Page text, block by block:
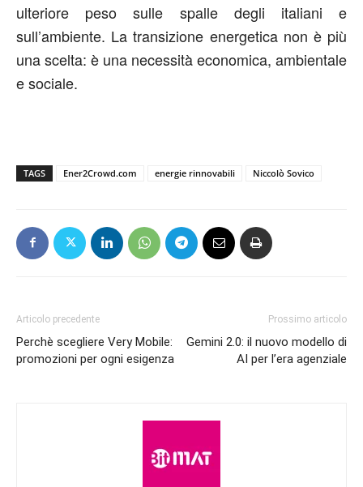
ulteriore peso sulle spalle degli italiani e
sull’ambiente. La transizione energetica non è più
una scelta: è una necessità economica, ambientale
e sociale.
TAGS Ener2Crowd.com energie rinnovabili Niccolò Sovico
Articolo precedente
Perchè scegliere Very Mobile:
promozioni per ogni esigenza
Prossimo articolo
Gemini 2.0: il nuovo modello di
AI per l’era agenziale